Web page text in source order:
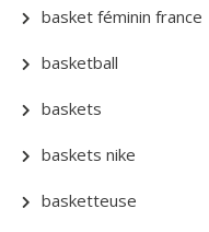
basket féminin france
basketball
baskets
baskets nike
basketteuse